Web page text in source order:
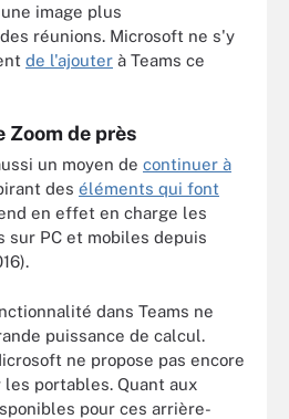
image plus
réunions. Microsoft ne s'y
de l'ajouter à Teams ce
de près
un moyen de continuer à
des éléments qui font
en effet en charge les
PC et mobiles depuis
dans Teams ne
puissance de calcul.
ne propose pas encore
portables. Quant aux
pour ces arrière-